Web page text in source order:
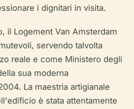
i dignitari in visita.
il Logement Van Amsterdam
servendo talvolta
reale e come Ministero degli
sua moderna
La maestria artigianale
è stata attentamente